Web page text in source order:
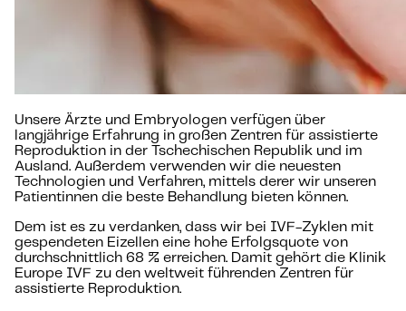
Unsere Ärzte und Embryologen verfügen über
langjährige Erfahrung in großen Zentren für assistierte
Reproduktion in der Tschechischen Republik und im
Ausland. Außerdem verwenden wir die neuesten
Technologien und Verfahren, mittels derer wir unseren
Patientinnen die beste Behandlung bieten können.
Dem ist es zu verdanken, dass wir bei IVF-Zyklen mit
gespendeten Eizellen eine hohe Erfolgsquote von
durchschnittlich 68 % erreichen. Damit gehört die Klinik
Europe IVF zu den weltweit führenden Zentren für
assistierte Reproduktion.